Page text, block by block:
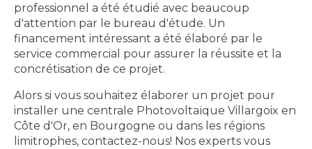
professionnel a été étudié avec beaucoup
d'attention par le bureau d'étude. Un
financement intéressant a été élaboré par le
service commercial pour assurer la réussite et la
concrétisation de ce projet.
Alors si vous souhaitez élaborer un projet pour
installer une centrale Photovoltaïque Villargoix en
Côte d'Or, en Bourgogne ou dans les régions
limitrophes, contactez-nous! Nos experts vous